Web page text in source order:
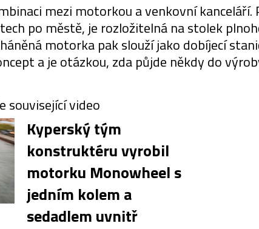
mezi motorkou a venkovní
po městě, je rozložitelná na stolek
motorka pak slouží jako dobíjecí
a je otázkou, zda půjde někdy do
související video
Kyperský tým
konstruktéru vyrobil
motorku Monowheel s
jedním kolem a
sedadlem uvnitř